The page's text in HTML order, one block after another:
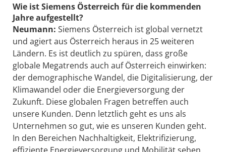
Wie ist Siemens Österreich für die kommenden
Jahre aufgestellt?
Neumann: Siemens Österreich ist global vernetzt
und agiert aus Österreich heraus in 25 weiteren
Ländern. Es ist deutlich zu spüren, dass große
globale Megatrends auch auf Österreich einwirken:
der demographische Wandel, die Digitalisierung, der
Klimawandel oder die Energieversorgung der
Zukunft. Diese globalen Fragen betreffen auch
unsere Kunden. Denn letztlich geht es uns als
Unternehmen so gut, wie es unseren Kunden geht.
In den Bereichen Nachhaltigkeit, Elektrifizierung,